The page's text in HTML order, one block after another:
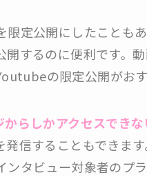
定公開にしたことも
するのに便利です。
の限定公開がおす
らしかアクセスでき
信することもできます
タビュー対象者のプ